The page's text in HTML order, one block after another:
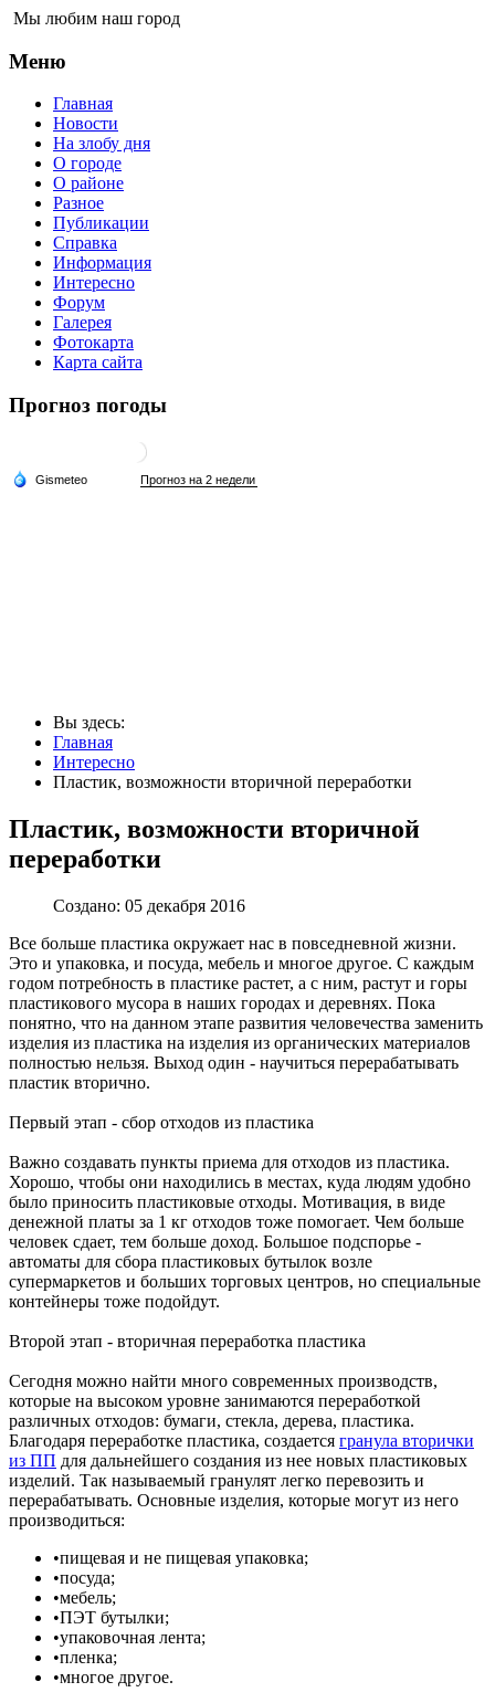
Мы любим наш город
Меню
Главная
Новости
На злобу дня
О городе
О районе
Разное
Публикации
Справка
Информация
Интересно
Форум
Галерея
Фотокарта
Карта сайта
Прогноз погоды
Вы здесь:
Главная
Интересно
Пластик, возможности вторичной переработки
Пластик, возможности вторичной
переработки
Создано: 05 декабря 2016
Все больше пластика окружает нас в повседневной жизни.
Это и упаковка, и посуда, мебель и многое другое. С каждым
годом потребность в пластике растет, а с ним, растут и горы
пластикового мусора в наших городах и деревнях. Пока
понятно, что на данном этапе развития человечества заменить
изделия из пластика на изделия из органических материалов
полностью нельзя. Выход один - научиться перерабатывать
пластик вторично.
Первый этап - сбор отходов из пластика
Важно создавать пункты приема для отходов из пластика.
Хорошо, чтобы они находились в местах, куда людям удобно
было приносить пластиковые отходы. Мотивация, в виде
денежной платы за 1 кг отходов тоже помогает. Чем больше
человек сдает, тем больше доход. Большое подспорье -
автоматы для сбора пластиковых бутылок возле
супермаркетов и больших торговых центров, но специальные
контейнеры тоже подойдут.
Второй этап - вторичная переработка пластика
Сегодня можно найти много современных производств,
которые на высоком уровне занимаются переработкой
различных отходов: бумаги, стекла, дерева, пластика.
Благодаря переработке пластика, создается гранула вторички
из ПП для дальнейшего создания из нее новых пластиковых
изделий. Так называемый гранулят легко перевозить и
перерабатывать. Основные изделия, которые могут из него
производиться:
•пищевая и не пищевая упаковка;
•посуда;
•мебель;
•ПЭТ бутылки;
•упаковочная лента;
•пленка;
•многое другое.